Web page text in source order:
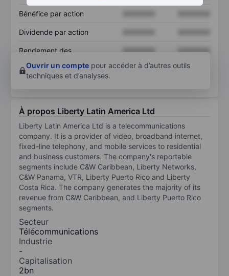
Bénéfice par action
Dividende par action
Rendement des
XXXXXXX
XXXXXXX
Ouvrir un compte pour accéder à d’autres outils
techniques et d’analyses.
À propos Liberty Latin America Ltd
Liberty Latin America Ltd is a telecommunications
company. It is a provider of video, broadband internet,
fixed-line telephony, and mobile services to residential
and business customers. The company's reportable
segments include C&W Caribbean, Liberty Networks,
C&W Panama, VTR, Liberty Puerto Rico and Liberty
Costa Rica. The company generates the majority of its
revenue from C&W Caribbean, and Liberty Puerto Rico
segments.
Secteur
Télécommunications
Industrie
-
Capitalisation
2bn